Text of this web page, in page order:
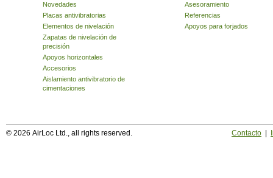
Novedades
Placas antivibratorias
Elementos de nivelación
Zapatas de nivelación de
precisión
Apoyos horizontales
Accesorios
Aislamiento antivibratorio de
cimentaciones
Asesoramiento
Referencias
Apoyos para forjados
© 2026 AirLoc Ltd., all rights reserved. Contacto